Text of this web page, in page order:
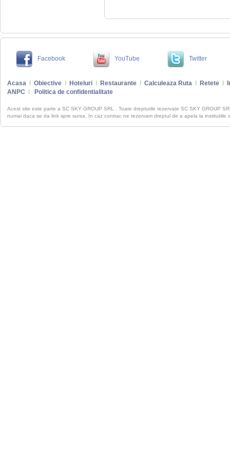
Facebook YouTube Twitter
Acasa Obiective Hoteluri Restaurante Calculeaza Ruta Retete
ANPC
Politica de confidentialitate
Acest site este parte a SC SKY GROUP SRL . Toate drepturile rezervate SC SKY GROUP
numai daca se da link spre sursa. In caz contrar, ne rezervam dreptul de a apela la institutiile